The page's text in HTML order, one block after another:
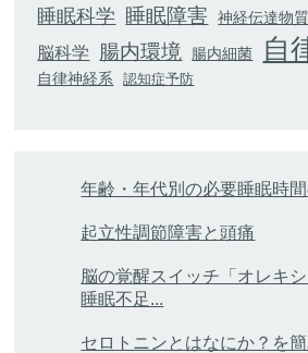
睡眠科学 睡眠障害 神経伝達物質
脳科学 腸内環境 腸内細菌 自
自律神経系 認知症予防
年齢・年代別の必要睡眠時
起立性調節障害と頭痛
脳の覚醒スイッチ「オレキ
睡眠不足...
セロトニンとはなにか？を